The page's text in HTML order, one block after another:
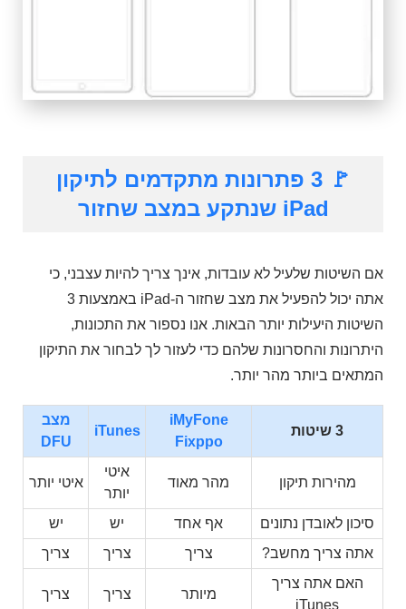
🚩 3 פתרונות מתקדמים לתיקון
iPad שנתקע במצב שחזור
אם השיטות שלעיל לא עובדות, אינך צריך להיות עצבני, כי
אתה יכול להפעיל את מצב שחזור ה-iPad באמצעות 3
השיטות היעילות יותר הבאות. אנו נספור את התכונות,
היתרונות והחסרונות שלהם כדי לעזור לך לבחור את התיקון
המתאים ביותר מהר יותר.
3 שיטות
iMyFone
Fixppo
iTunes
מצב
DFU
מהירות תיקון מהר מאוד
איטי
יותר
איטי יותר
סיכון לאובדן נתונים אף אחד יש
יש
אתה צריך מחשב?
צריך צריך
צריך
האם אתה צריך
iTunes
מיותר צריך צריך